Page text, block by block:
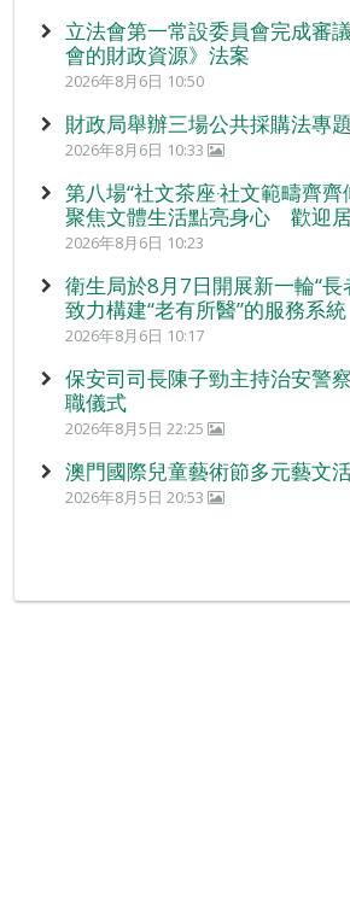
立法會第一常設委員會完成審
會的財政資源》法案
2026年8月6日 10:50
財政局舉辦三場公共採購法專
2026年8月6日 10:33
第八場“社文茶座‧社文範疇齊
聚焦文體生活點亮身心 歡迎
2026年8月6日 10:23
衛生局於8月7日開展新一輪“長
致力構建“老有所醫”的服務系統
2026年8月6日 10:17
保安司司長陳子勁主持治安警
職儀式
2026年8月5日 22:25
澳門國際兒童藝術節多元藝文
2026年8月5日 20:53